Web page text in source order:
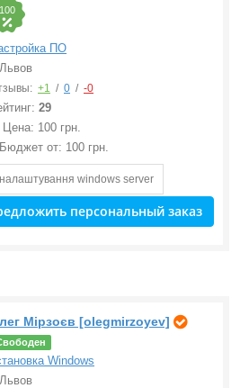
100
ПО
+1 / 0 / -0
29
Цена: 100 грн.
Бюджет от: 100 грн.
налаштування windows server
персональный заказ
Мірзоєв [olegmirzoyev]
Windows